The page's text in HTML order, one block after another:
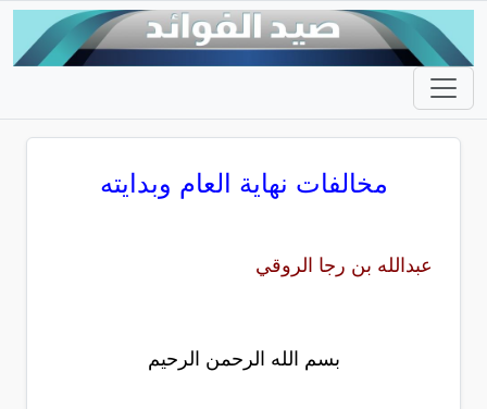
مخالفات نهاية العام وبدايته
عبدالله بن رجا الروقي
بسم الله الرحمن الرحيم